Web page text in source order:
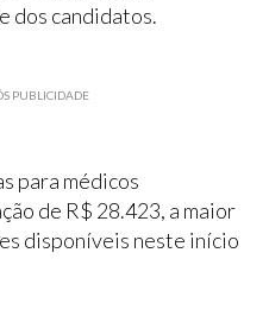
dos candidatos.
PUBLICIDADE
para médicos
de R$ 28.423, a maior
disponíveis neste início